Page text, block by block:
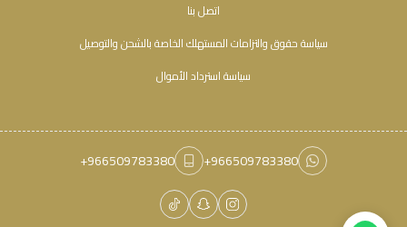
اتصل بنا
سياسة حقوق والتزامات المستهلك الخاصة بالشحن والتوصيل
سياسة استرداد الأموال
+966509783380
+966509783380